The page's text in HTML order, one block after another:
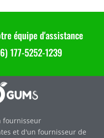
équipe d'assistance
177-5252-1239
fournisseur
et d'un fournisseur de